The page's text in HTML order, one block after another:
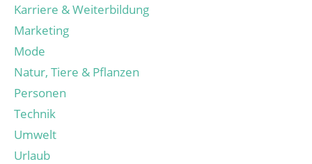
Karriere & Weiterbildung
Marketing
Mode
Natur, Tiere & Pflanzen
Personen
Technik
Umwelt
Urlaub